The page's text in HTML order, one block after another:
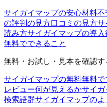
サイガイマップの安心材料不
の評判の見方口コミの見方サ
読み方サイガイマップの導入
無料でできること
無料・お試し・見本を確認す
サイガイマップの無料無料で
レビュー何が見えるかサイガ
検索語群サイガイマップのよ